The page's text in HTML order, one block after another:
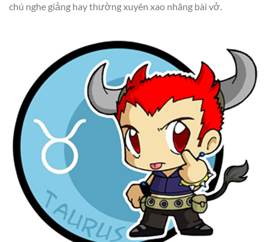
chú nghe giảng hay thường xuyên xao nhãng bài vở.